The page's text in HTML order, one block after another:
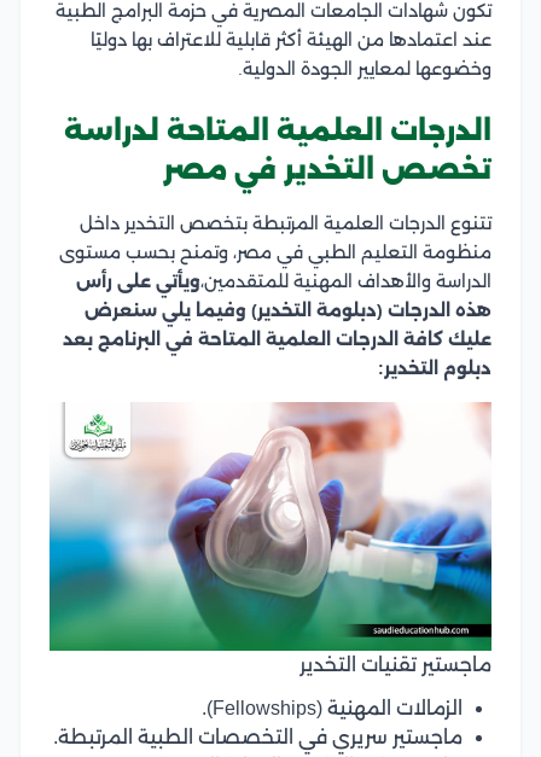
تكون شهادات الجامعات المصرية في حزمة البرامج الطبية
عند اعتمادها من الهيئة أكثر قابلية للاعتراف بها دوليًا
وخضوعها لمعايير الجودة الدولية.
الدرجات العلمية المتاحة لدراسة
تخصص التخدير في مصر
تتنوع الدرجات العلمية المرتبطة بتخصص التخدير داخل
منظومة التعليم الطبي في مصر، وتمنح بحسب مستوى
الدراسة والأهداف المهنية للمتقدمين،ويأتي على رأس
هذه الدرجات (دبلومة التخدير) وفيما يلي سنعرض
عليك كافة الدرجات العلمية المتاحة في البرنامج بعد
دبلوم التخدير:
ماجستير تقنيات التخدير
الزمالات المهنية (Fellowships).
ماجستير سريري في التخصصات الطبية المرتبطة.